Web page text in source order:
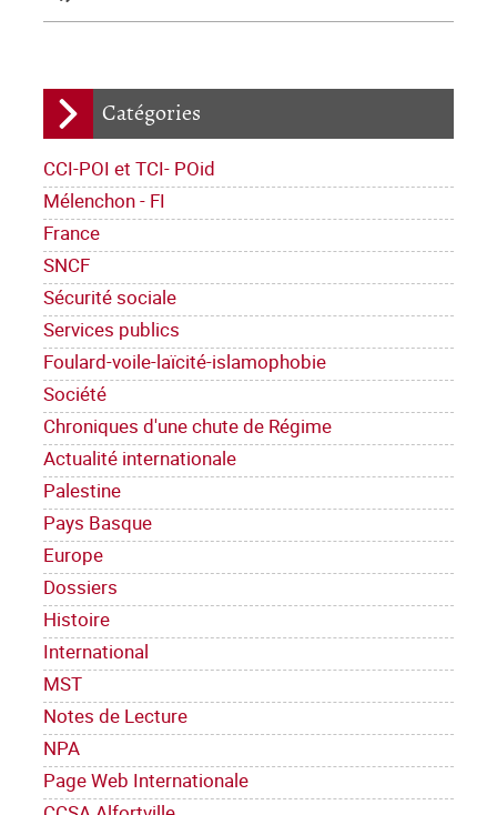
Catégories
CCI-POI et TCI- POid
Mélenchon - FI
France
SNCF
Sécurité sociale
Services publics
Foulard-voile-laïcité-islamophobie
Société
Chroniques d'une chute de Régime
Actualité internationale
Palestine
Pays Basque
Europe
Dossiers
Histoire
International
MST
Notes de Lecture
NPA
Page Web Internationale